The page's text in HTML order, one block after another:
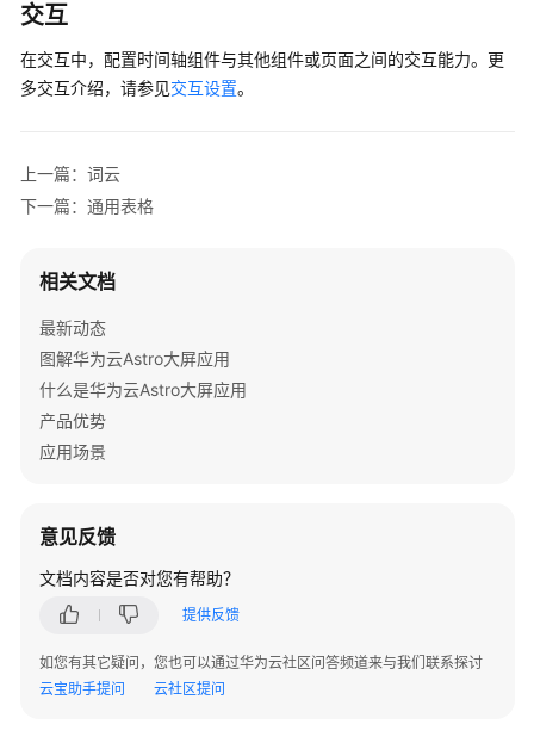
趋
势
索
框
框
牌
器
时
间
交互
在交互中，配置时间轴组件与其他组件或页面之间的交互能力。更
多交互介绍，请参见交互设置。
上一篇：词云
下一篇：通用表格
相关文档
最新动态
图解华为云Astro大屏应用
什么是华为云Astro大屏应用
产品优势
应用场景
意见反馈
文档内容是否对您有帮助？
提供反馈
如您有其它疑问，您也可以通过华为云社区问答频道来与我们联系探讨
云宝助手提问
云社区提问